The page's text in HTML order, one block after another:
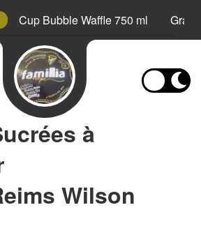
Cup Bubble Waffle 750 ml
à
Wilson